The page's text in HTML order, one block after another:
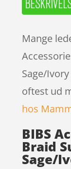
Mange
Sage/
oftest ud
hos
BIBS
Braid
Sage/